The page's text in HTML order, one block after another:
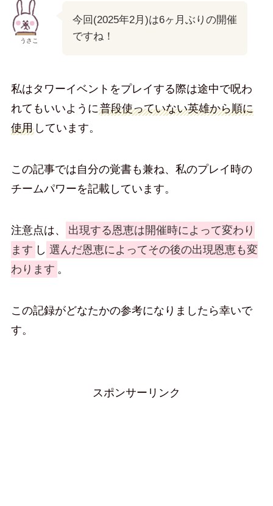
うさこ
今回(2025年2月)は6ヶ月ぶりの開催
ですね！
私はタワーイベントをプレイする際は途中で呪わ
れてもいいように普段使っていない英雄から順に
使用しています。
この記事では自分の覚書も兼ね、私のプレイ時の
チームパワーを記載しています。
注意点は、
出現する恩恵は開催時によって変わり
ます し 選んだ恩恵によってその後の出現恩恵も変
わります 。
この記録がどなたかの参考になりましたら幸いで
す。
スポンサーリンク